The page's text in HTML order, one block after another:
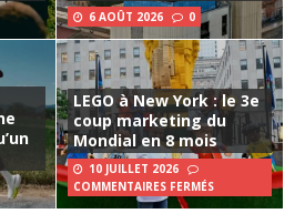
6 AOÛT 2026 0
LEGO à New York : le 3e
coup marketing du
Mondial en 8 mois
10 JUILLET 2026
COMMENTAIRES FERMÉS